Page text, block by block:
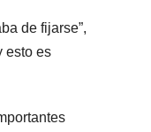
de fijarse”,
esto es